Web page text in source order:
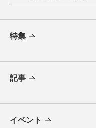
特集
記事
イベント